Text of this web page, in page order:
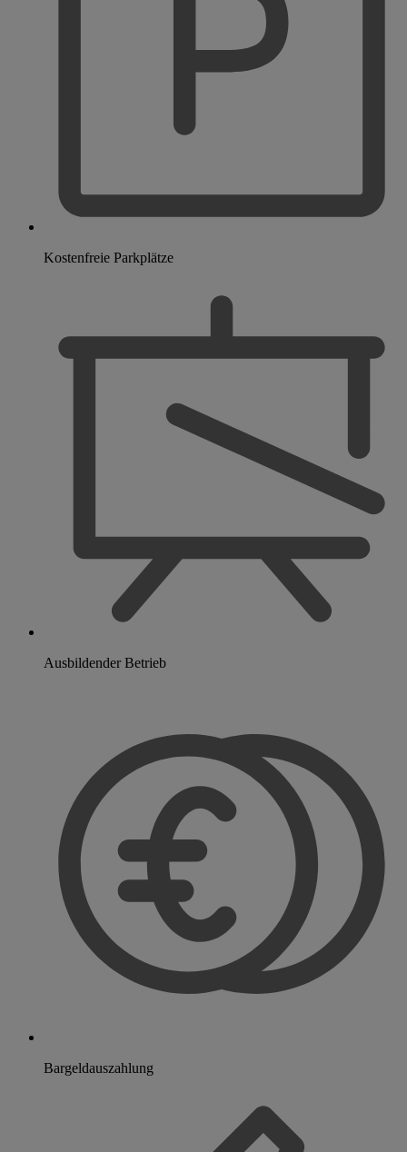
Kostenfreie Parkplätze
Ausbildender Betrieb
Bargeldauszahlung